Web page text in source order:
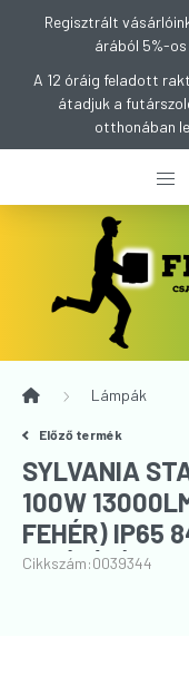
Regisztrált
árából 5%-
A 12 óráig feladott
átadjuk a
otthonában
Lámpák
Előző termék
SYLVANIA
100W
FEHÉR) IP65
VILÁGÍTÓTEST
Cikkszám:0039344